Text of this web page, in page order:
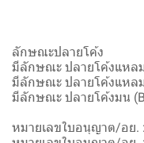
ลักษณะปลายโค้ง
มีลักษณะ ปลายโค้งแหล
มีลักษณะ ปลายโค้งแหล
มีลักษณะ ปลายโค้งมน
หมายเลขใบอนุญาต/อย. :